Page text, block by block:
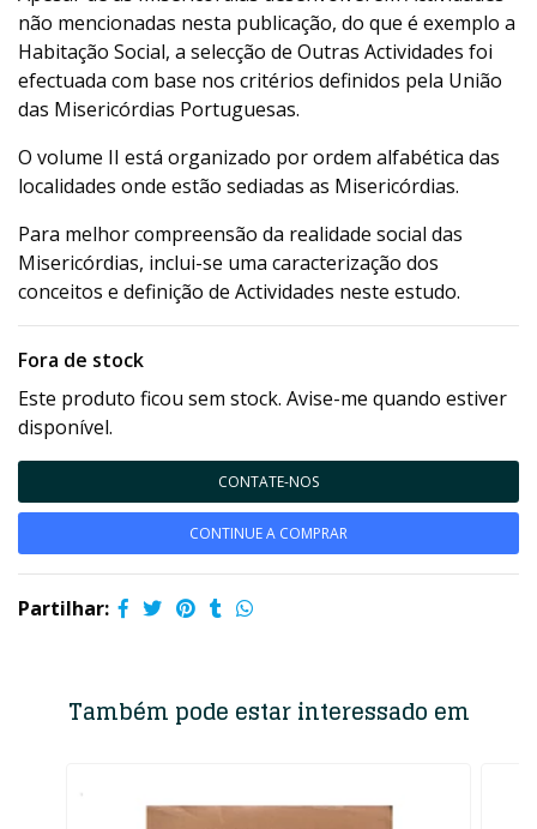
não mencionadas nesta publicação, do que é exemplo a
Habitação Social, a selecção de Outras Actividades foi
efectuada com base nos critérios definidos pela União
das Misericórdias Portuguesas.
O volume II está organizado por ordem alfabética das
localidades onde estão sediadas as Misericórdias.
Para melhor compreensão da realidade social das
Misericórdias, inclui-se uma caracterização dos
conceitos e definição de Actividades neste estudo.
Fora de stock
Este produto ficou sem stock. Avise-me quando estiver
disponível.
CONTATE-NOS
CONTINUE A COMPRAR
Partilhar:
Também pode estar interessado em